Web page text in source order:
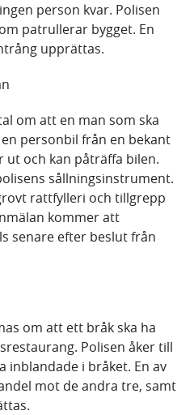
person kvar. Polisen
patrullerar bygget. En
upprättas.
om att en man som ska
personbil från en bekant
ut och kan påträffa bilen.
sållningsinstrument.
rattfylleri och tillgrepp
kommer att
senare efter beslut från
om att ett bråk ska ha
Polisen åker till
inblandade i bråket. En av
mot de andra tre, samt